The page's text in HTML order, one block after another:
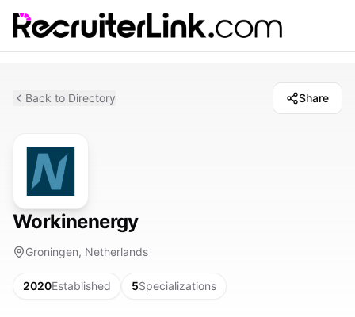
Back to Directory Share
Workinenergy
Groningen, Netherlands
2020Established 5Specializations